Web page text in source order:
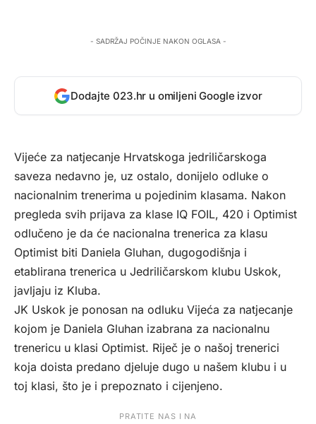
- SADRŽAJ POČINJE NAKON OGLASA -
Dodajte 023.hr u omiljeni Google izvor
Vijeće za natjecanje Hrvatskoga jedriličarskoga
saveza nedavno je, uz ostalo, donijelo odluke o
nacionalnim trenerima u pojedinim klasama. Nakon
pregleda svih prijava za klase IQ FOIL, 420 i Optimist
odlučeno je da će nacionalna trenerica za klasu
Optimist biti Daniela Gluhan, dugogodišnja i
etablirana trenerica u Jedriličarskom klubu Uskok,
javljaju iz Kluba.
JK Uskok je ponosan na odluku Vijeća za natjecanje
kojom je Daniela Gluhan izabrana za nacionalnu
trenericu u klasi Optimist. Riječ je o našoj trenerici
koja doista predano djeluje dugo u našem klubu i u
toj klasi, što je i prepoznato i cijenjeno.
PRATITE NAS I NA